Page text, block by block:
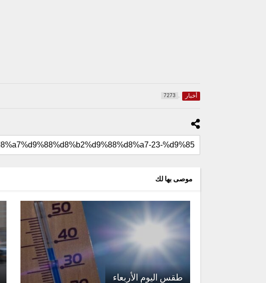
أخبار 7273
موصى بها لك
طقس اليوم الأربعاء